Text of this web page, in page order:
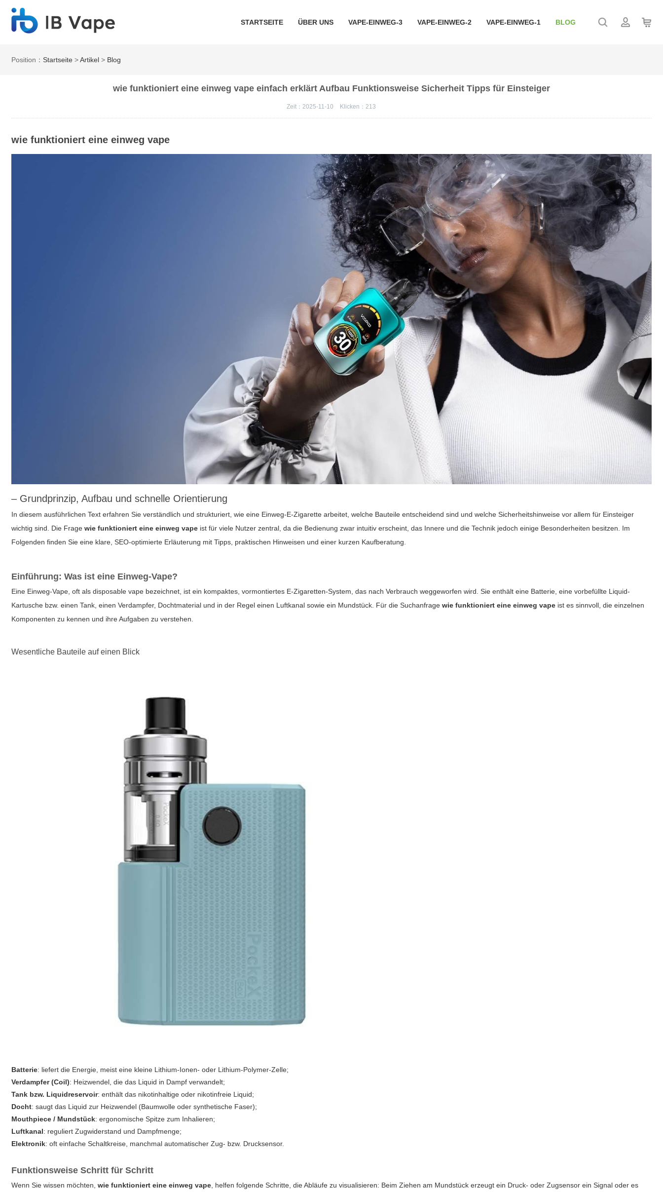
STARTSEITE ÜBER UNS VAPE-EINWEG-3 VAPE-EINWEG-2 VAPE-EINWEG-1 BLOG
Position： Startseite >Artikel > Blog
wie funktioniert eine einweg vape einfach erklärt Aufbau Funktionsweise Sicherheit Tipps für Einsteiger
Zeit：2025-11-10 Klicken：213
wie funktioniert eine einweg vape
– Grundprinzip, Aufbau und schnelle Orientierung
In diesem ausführlichen Text erfahren Sie verständlich und strukturiert, wie eine Einweg-E-Zigarette arbeitet, welche Bauteile entscheidend sind und welche Sicherheitshinweise vor allem für Einsteiger
wichtig sind. Die Fragewie funktioniert eine einweg vape ist für viele Nutzer zentral, da die Bedienung zwar intuitiv erscheint, das Innere und die Technik jedoch einige Besonderheiten besitzen. Im
Folgenden finden Sie eine klare, SEO-optimierte Erläuterung mit Tipps, praktischen Hinweisen und einer kurzen Kaufberatung.
Einführung: Was ist eine Einweg-Vape?
Eine Einweg-Vape, oft als disposable vape bezeichnet, ist ein kompaktes, vormontiertes E-Zigaretten-System, das nach Verbrauch weggeworfen wird. Sie enthält eine Batterie, eine vorbefüllte Liquid-
Kartusche bzw. einen Tank, einen Verdampfer, Dochtmaterial und in der Regel einen Luftkanal sowie ein Mundstück. Für die Suchanfragewie funktioniert eine einweg vape ist es sinnvoll, die einzelnen
Komponenten zu kennen und ihre Aufgaben zu verstehen.
Wesentliche Bauteile auf einen Blick
Batterie: liefert die Energie, meist eine kleine Lithium-Ionen- oder Lithium-Polymer-Zelle;
Verdampfer (Coil): Heizwendel, die das Liquid in Dampf verwandelt;
Tank bzw. Liquidreservoir: enthält das nikotinhaltige oder nikotinfreie Liquid;
Docht: saugt das Liquid zur Heizwendel (Baumwolle oder synthetische Faser);
Mouthpiece / Mundstück: ergonomische Spitze zum Inhalieren;
Luftkanal: reguliert Zugwiderstand und Dampfmenge;
Elektronik: oft einfache Schaltkreise, manchmal automatischer Zug- bzw. Drucksensor.
Funktionsweise Schritt für Schritt
Wenn Sie wissen möchten,wie funktioniert eine einweg vape , helfen folgende Schritte, die Abläufe zu visualisieren: Beim Ziehen am Mundstück erzeugt ein Druck- oder Zugsensor ein Signal oder es